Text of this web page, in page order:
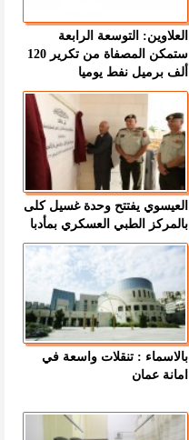
العلاوين: التوسعة الرابعة
ستمكن المصفاة من تكرير 120
ألف برميل نفط يوميا
العيسوي يفتتح وحدة غسيل كلى
بالمركز الطبي العسكري بمأدبا
بالاسماء : تنقلات واسعة في
امانة عمان